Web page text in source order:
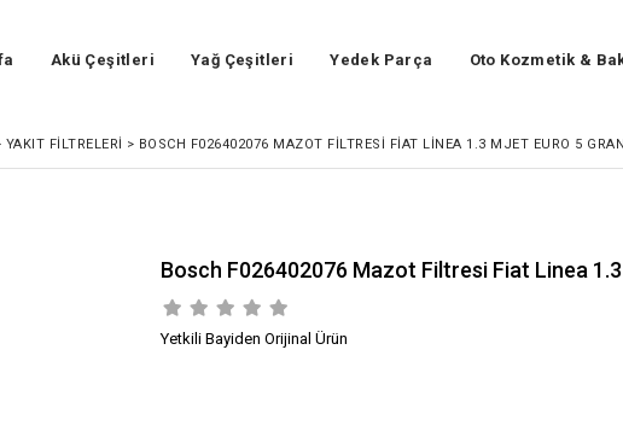
Akü Çeşitleri Yağ Çeşitleri Yedek Parça Oto Kozmetik &
YAKIT FILTRELERI > BOSCH F026402076 MAZOT FILTRESI FIAT LINEA 1.3 MJET EURO 5
Bosch F026402076 Mazot Filtresi Fiat Linea
Yetkili Bayiden Orijinal Ürün